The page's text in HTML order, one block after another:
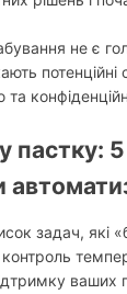
не є
потенційні
та
пастку:
задач, які
контроль
ваших